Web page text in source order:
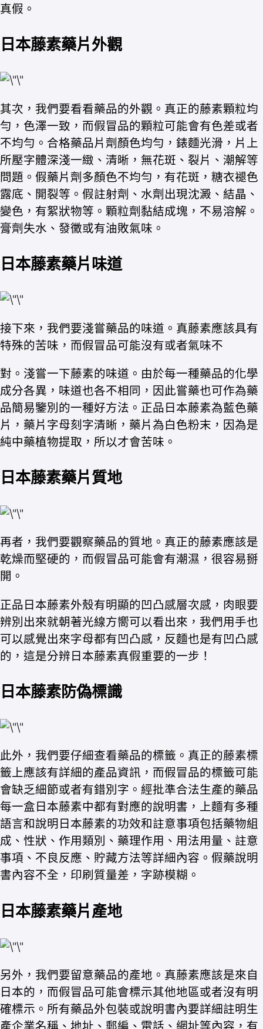
真假。
日本藤素藥片外觀
其次，我們要看看藥品的外觀。真正的藤素顆粒均
勻，色澤一致，而假冒品的顆粒可能會有色差或者
不均勻。合格藥品片劑顏色均勻，錶麵光滑，片上
所壓字體深淺一緻、清晰，無花斑、裂片、潮解等
問題。假藥片劑多顏色不均勻，有花斑，糖衣褪色
露底、開裂等。假註射劑、水劑出現沈澱、結晶、
變色，有絮狀物等。顆粒劑黏結成塊，不易溶解。
膏劑失水、發黴或有油敗氣味。
日本藤素藥片味道
接下來，我們要淺嘗藥品的味道。真藤素應該具有
特殊的苦味，而假冒品可能沒有或者氣味不
對。淺嘗一下藤素的味道。由於每一種藥品的化學
成分各異，味道也各不相同，因此嘗藥也可作為藥
品簡易鑒別的一種好方法。正品日本藤素為藍色藥
片，藥片字母刻字清晰，藥片為白色粉末，因為是
純中藥植物提取，所以才會苦味。
日本藤素藥片質地
再者，我們要觀察藥品的質地。真正的藤素應該是
乾燥而堅硬的，而假冒品可能會有潮濕，很容易掰
開。
正品日本藤素外殼有明顯的凹凸感層次感，肉眼要
辨別出來就朝著光線方嚮可以看出來，我們用手也
可以感覺出來字母都有凹凸感，反麵也是有凹凸感
的，這是分辨日本藤素真假重要的一步！
日本藤素防偽標識
此外，我們要仔細查看藥品的標籤。真正的藤素標
籤上應該有詳細的產品資訊，而假冒品的標籤可能
會缺乏細節或者有錯別字。經批準合法生產的藥品
每一盒日本藤素中都有對應的說明書，上麵有多種
語言和說明日本藤素的功效和註意事項包括藥物組
成、性狀、作用類別、藥理作用、用法用量、註意
事項、不良反應、貯藏方法等詳細內容。假藥說明
書內容不全，印刷質量差，字跡模糊。
日本藤素藥片產地
另外，我們要留意藥品的產地。真藤素應該是來自
日本的，而假冒品可能會標示其他地區或者沒有明
確標示。所有藥品外包裝或說明書內要詳細註明生